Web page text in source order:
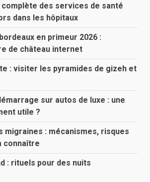
des services de santé
dans les hôpitaux
en primeur 2026 :
de château internet
: visiter les pyramides de gizeh et
sur autos de luxe : une
utile ?
migraines : mécanismes, risques
connaître
: rituels pour des nuits